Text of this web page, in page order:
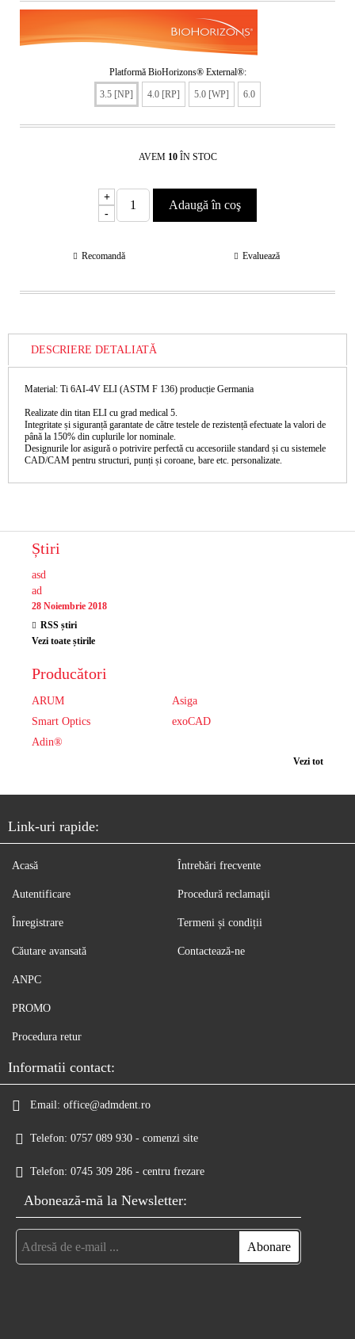
Platformă BioHorizons® External®:
3.5 [NP]
4.0 [RP] 5.0 [WP] 6.0
AVEM 10 ÎN STOC
+
-
Recomandă Evaluează
DESCRIERE DETALIATĂ
Material: Ti 6AI-4V ELI (ASTM F 136) producție Germania
Realizate din titan ELI cu grad medical 5.
Integritate și siguranță garantate de către testele de rezistență efectuate la valori de
până la 150% din cuplurile lor nominale.
Designurile lor asigură o potrivire perfectă cu accesoriile standard și cu sistemele
CAD/CAM pentru structuri, punți și coroane, bare etc. personalizate.
Știri
asd
ad
28 Noiembrie 2018
RSS știri
Vezi toate știrile
Producători
ARUM
Asiga
Smart Optics
exoCAD
Adin®
Vezi tot
Link-uri rapide:
Acasă
Autentificare
Înregistrare
Căutare avansată
Întrebări frecvente
Procedură reclamaţii
Termeni și condiții
Contactează-ne
ANPC
PROMO
Procedura retur
Informatii contact:
Email: office@admdent.ro
Telefon: 0757 089 930 - comenzi site
Telefon: 0745 309 286 - centru frezare
Abonează-mă la Newsletter: